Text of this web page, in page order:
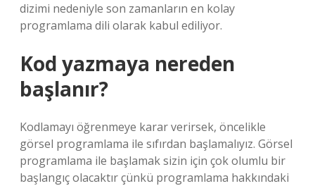
dizimi nedeniyle son zamanların en kolay
programlama dili olarak kabul ediliyor.
Kod yazmaya nereden
başlanır?
Kodlamayı öğrenmeye karar verirsek, öncelikle
görsel programlama ile sıfırdan başlamalıyız. Görsel
programlama ile başlamak sizin için çok olumlu bir
başlangıç ​​olacaktır çünkü programlama hakkındaki